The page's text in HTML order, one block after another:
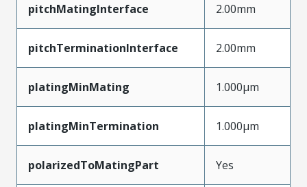
pitchMatingInterface 2.00mm
pitchTerminationInterface 2.00mm
platingMinMating 1.000µm
platingMinTermination 1.000µm
polarizedToMatingPart Yes